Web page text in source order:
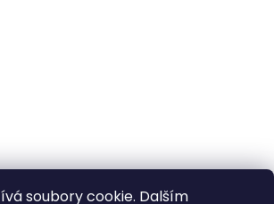
soubory cookie. Dalším